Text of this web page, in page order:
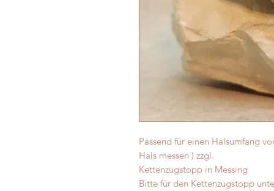
Passend für einen Halsumfang
Hals messen ) zzgl.
Kettenzugstopp in Messing
Bitte für den Kettenzugstopp